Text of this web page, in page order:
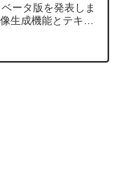
ータ版を発表しま
生成機能とテキス
トエフェ...